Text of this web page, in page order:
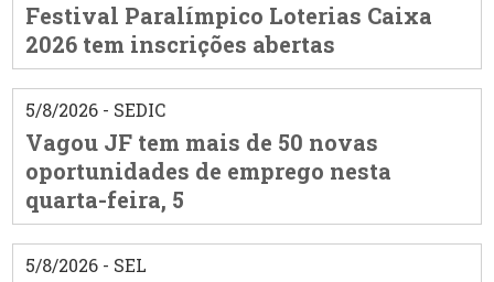
Festival Paralímpico Loterias Caixa
2026 tem inscrições abertas
5/8/2026 - SEDIC
Vagou JF tem mais de 50 novas
oportunidades de emprego nesta
quarta-feira, 5
5/8/2026 - SEL